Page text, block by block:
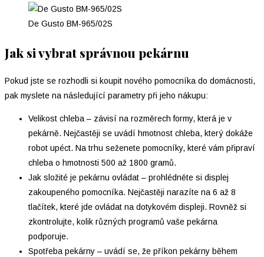
De Gusto BM-965/02S
Jak si vybrat správnou pekárnu
Pokud jste se rozhodli si koupit nového pomocníka do domácnosti,
pak myslete na následující parametry při jeho nákupu:
Velikost chleba – závisí na rozměrech formy, která je v
pekárně. Nejčastěji se uvádí hmotnost chleba, který dokáže
robot upéct. Na trhu seženete pomocníky, které vám připraví
chleba o hmotnosti 500 až 1800 gramů.
Jak složité je pekárnu ovládat – prohlédněte si displej
zakoupeného pomocníka. Nejčastěji narazíte na 6 až 8
tlačítek, které jde ovládat na dotykovém displeji. Rovněž si
zkontrolujte, kolik různých programů vaše pekárna
podporuje.
Spotřeba pekárny – uvádí se, že příkon pekárny během